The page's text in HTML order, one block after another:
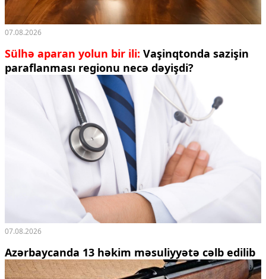
07.08.2026
Sülhə aparan yolun bir ili: Vaşinqtonda sazişin
paraflanması regionu necə dəyişdi?
07.08.2026
Azərbaycanda 13 həkim məsuliyyətə cəlb edilib